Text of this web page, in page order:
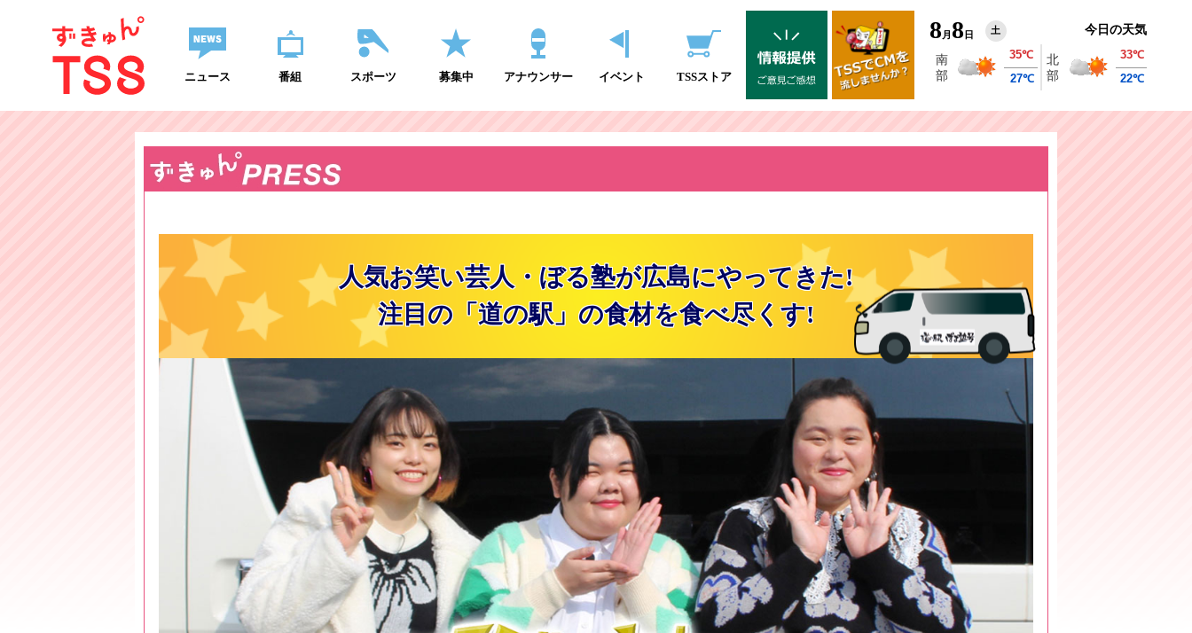
ニュース 番組 スポーツ 募集中 アナウンサー イベント TSSストア
8 月 8 日 土 今日の天気
人気お笑い芸人・ぼる塾が広島にやってきた!
注目の「道の駅」の食材を食べ尽くす!